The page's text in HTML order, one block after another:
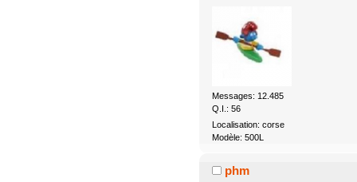
Messages: 12.485
Q.I.: 56
Localisation: corse
Modèle: 500L
phm